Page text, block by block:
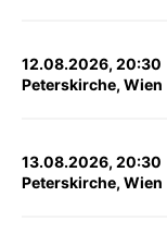
12.08.2026, 20:30
Peterskirche, Wien
13.08.2026, 20:30
Peterskirche, Wien